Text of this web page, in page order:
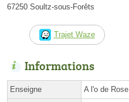
67250 Soultz-sous-Forêts
Trajet Waze
Informations
Enseigne A l'o de Rose